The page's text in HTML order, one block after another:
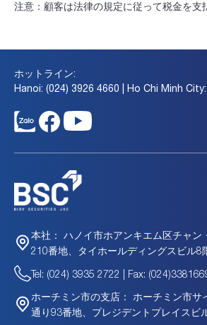
注意：顧客は法律の規定に従って税金を支
ホットライン:
Hanoi: (024) 3926 4660 | Ho Chi Minh
本社：
ハノイ市ホアンキエム区チャン
210番地、タイホールディングスビル8
Tel: (024) 3935 2722 | Fax:
ホーチミン市の支店：
ホーチミン市サ
通り93番地、プレジデントプレイスビ